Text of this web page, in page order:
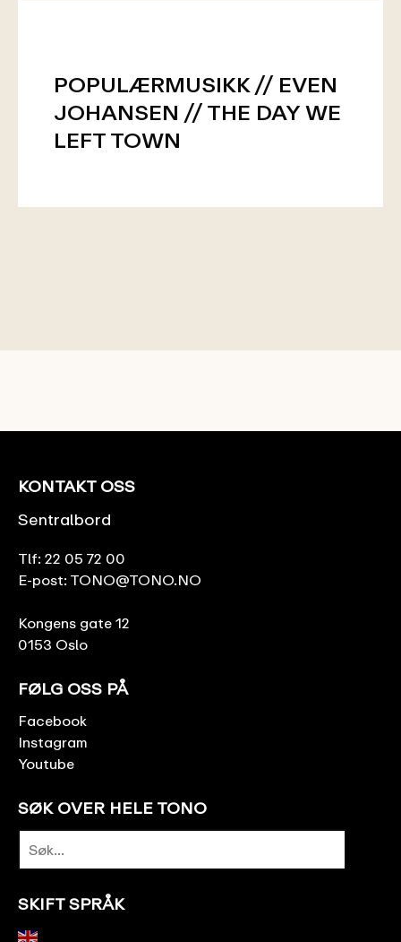
POPULÆRMUSIKK // EVEN
JOHANSEN // THE DAY WE
LEFT TOWN
KONTAKT OSS
Sentralbord
Tlf: 22 05 72 00
E-post: TONO@TONO.NO
Kongens gate 12
0153 Oslo
FØLG OSS PÅ
Facebook
Instagram
Youtube
SØK OVER HELE TONO
SKIFT SPRÅK